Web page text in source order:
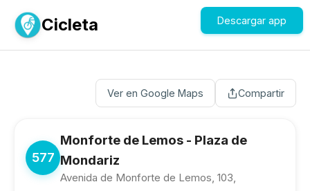
Cicleta Descargar app
Ver en Google Maps Compartir
577
Monforte de Lemos - Plaza de
Mondariz
Avenida de Monforte de Lemos, 103,